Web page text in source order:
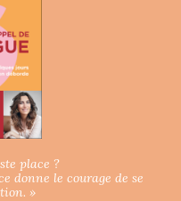
place ?
donne le courage de se
»